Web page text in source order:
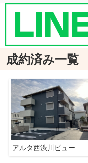
成約済み一覧
アルタ西渋川ビュー